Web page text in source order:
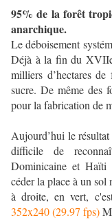
95% de la forêt
anarchique.
Le déboisement
Déjà à la fin du
milliers d’hectares
sucre. De même des
pour la fabrication de
Aujourd’hui le
difficile de
Dominicaine et Haïti
céder la place à un sol
à droite, en vert,
352x240 (29.97 fps)